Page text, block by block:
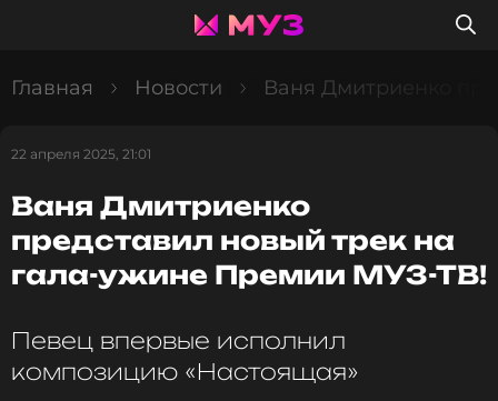
Главная Новости Ваня Дмитриенко
22 апреля 2025, 21:01
Ваня Дмитриенко
представил новый трек на
гала-ужине Премии МУЗ-ТВ!
Певец впервые исполнил
композицию «Настоящая»